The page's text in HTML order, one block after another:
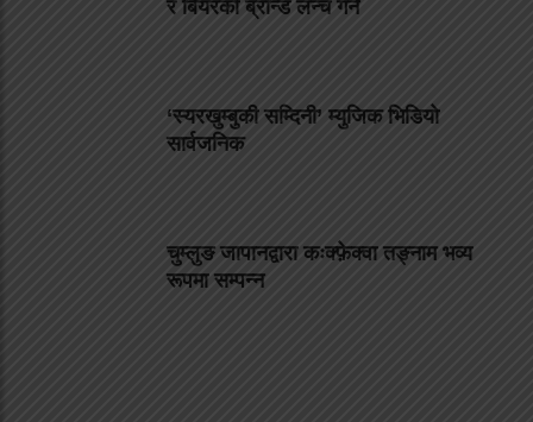
र बियरको ब्रान्ड लन्च गर्ने
‘स्यरखुम्बुकी सम्दिनी’ म्युजिक भिडियो
सार्वजनिक
चुम्लुङ जापानद्वारा कःक्फ़ेक्वा तङ्नाम भव्य
रूपमा सम्पन्न